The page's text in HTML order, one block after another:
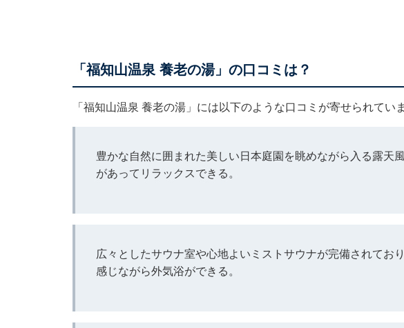
「福知山温泉 養老の湯」の口コミは？
「福知山温泉 養老の湯」には以下のような口コミが寄せられていま
豊かな自然に囲まれた美しい日本庭園を眺めながら入る露天
があってリラックスできる。
広々としたサウナ室や心地よいミストサウナが完備されてお
感じながら外気浴ができる。